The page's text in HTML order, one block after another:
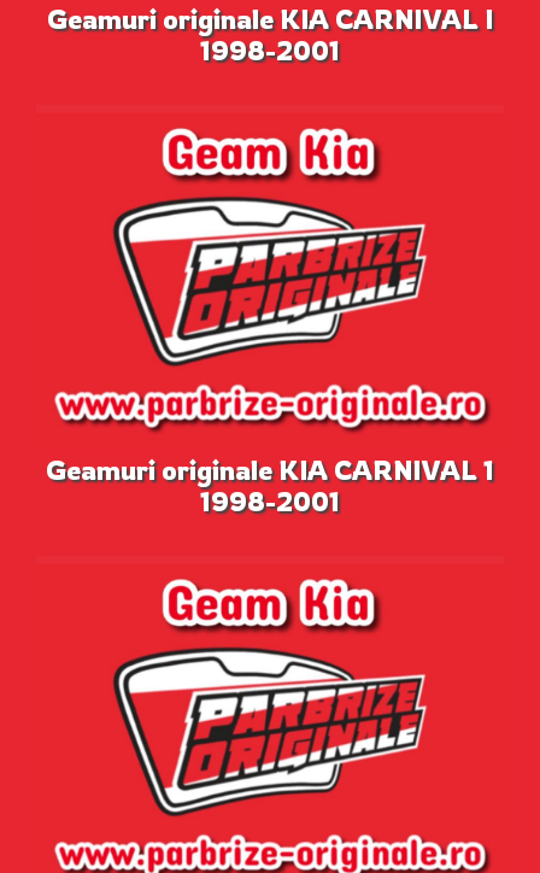
Geamuri originale KIA CARNIVAL I
1998-2001
Geamuri originale KIA CARNIVAL 1
1998-2001